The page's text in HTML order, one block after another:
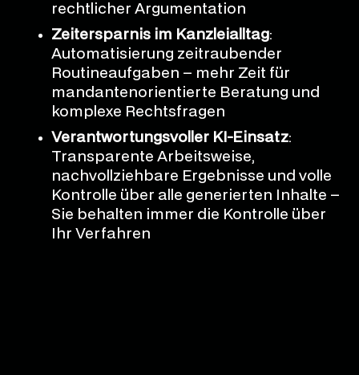
rechtlicher Argumentation
Zeitersparnis im Kanzleialltag:
Automatisierung zeitraubender
Routineaufgaben – mehr Zeit für
mandantenorientierte Beratung und
komplexe Rechtsfragen
Verantwortungsvoller KI-Einsatz:
Transparente Arbeitsweise,
nachvollziehbare Ergebnisse und volle
Kontrolle über alle generierten Inhalte –
Sie behalten immer die Kontrolle über
Ihr Verfahren